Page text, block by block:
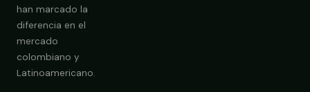
han marcado la
diferencia en el
mercado
colombiano y
Latinoamericano.